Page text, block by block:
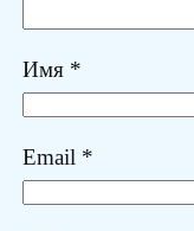
Имя *
Email *